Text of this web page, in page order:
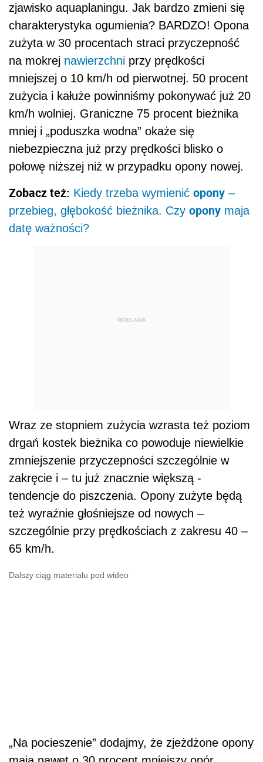
zjawisko aquaplaningu. Jak bardzo zmieni się
charakterystyka ogumienia? BARDZO! Opona
zużyta w 30 procentach straci przyczepność
na mokrej nawierzchni przy prędkości
mniejszej o 10 km/h od pierwotnej. 50 procent
zużycia i kałuże powinniśmy pokonywać już 20
km/h wolniej. Graniczne 75 procent bieżnika
mniej i „poduszka wodna” okaże się
niebezpieczna już przy prędkości blisko o
połowę niższej niż w przypadku opony nowej.
Zobacz też: Kiedy trzeba wymienić opony –
przebieg, głębokość bieżnika. Czy opony maja
datę ważności?
REKLAMA
Wraz ze stopniem zużycia wzrasta też poziom
drgań kostek bieżnika co powoduje niewielkie
zmniejszenie przyczepności szczególnie w
zakręcie i – tu już znacznie większą -
tendencje do piszczenia. Opony zużyte będą
też wyraźnie głośniejsze od nowych –
szczególnie przy prędkościach z zakresu 40 –
65 km/h.
Dalszy ciąg materiału pod wideo
„Na pocieszenie” dodajmy, że zjeżdżone opony